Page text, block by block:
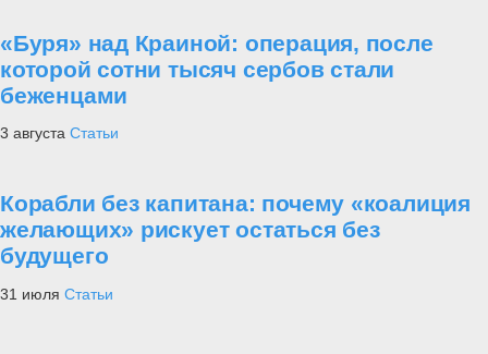
«Буря» над Краиной: операция, после
которой сотни тысяч сербов стали
беженцами
3 августа Статьи
Корабли без капитана: почему «коалиция
желающих» рискует остаться без
будущего
31 июля Статьи